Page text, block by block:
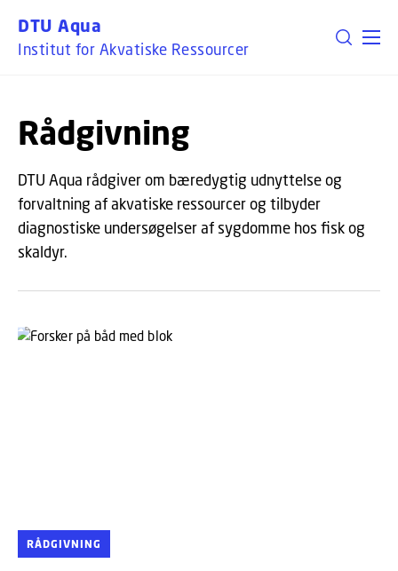
DTU Aqua
Institut for Akvatiske Ressourcer
Rådgivning
DTU Aqua rådgiver om bæredygtig udnyttelse og
forvaltning af akvatiske ressourcer og tilbyder
diagnostiske undersøgelser af sygdomme hos fisk og
skaldyr.
RÅDGIVNING